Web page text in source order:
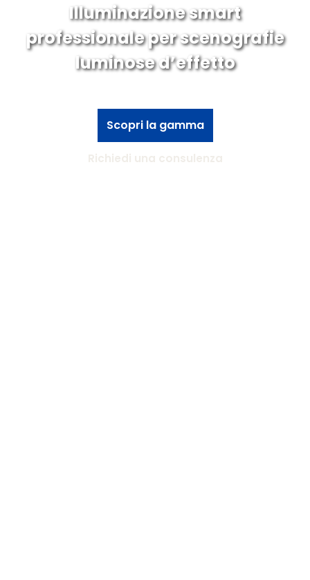
Illuminazione smart
professionale per scenografie
luminose d’effetto
Scopri la gamma